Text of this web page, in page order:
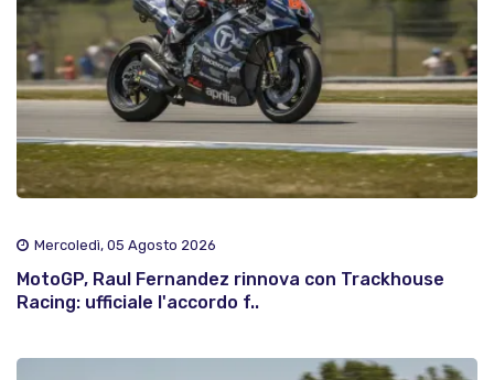
Mercoledì, 05 Agosto 2026
MotoGP, Raul Fernandez rinnova con Trackhouse
Racing: ufficiale l'accordo f..